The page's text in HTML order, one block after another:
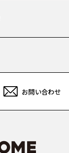
お問い合わせ